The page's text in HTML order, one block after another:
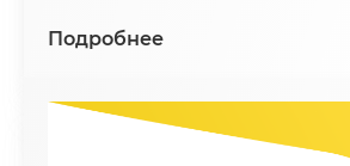
Подробнее